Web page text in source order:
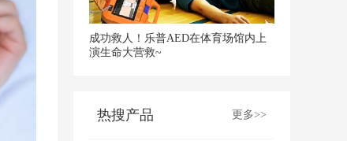
成功救人！乐普AED在体育场馆内上
演生命大营救~
热搜产品 更多>>